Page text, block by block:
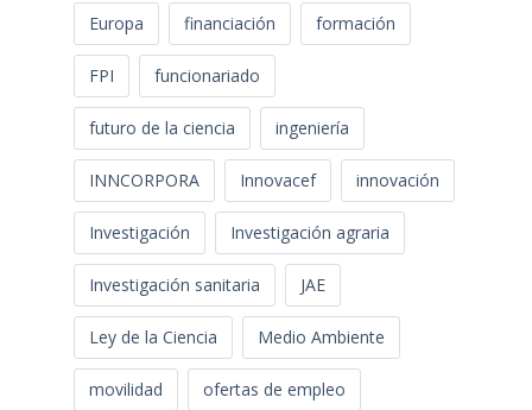
Europa financiación formación
FPI funcionariado
futuro de la ciencia ingeniería
INNCORPORA Innovacef innovación
Investigación Investigación agraria
Investigación sanitaria JAE
Ley de la Ciencia Medio Ambiente
movilidad ofertas de empleo